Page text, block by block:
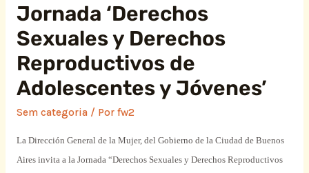
Jornada ‘Derechos
Sexuales y Derechos
Reproductivos de
Adolescentes y Jóvenes’
Sem categoria/ Por fw2
La Dirección General de la Mujer, del Gobierno de la Ciudad de Buenos
Aires invita a la Jornada“Derechos Sexualesy Derechos Reproductivos